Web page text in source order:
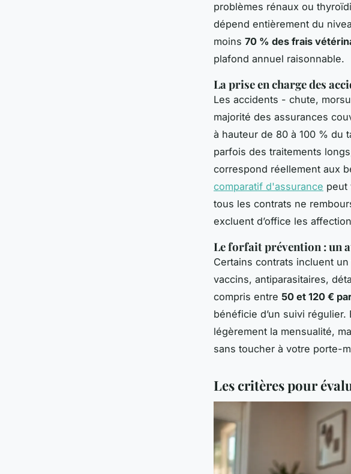
problèmes rénaux ou
dépend entièrement du
moins 70 % des frais
plafond annuel raisonnable.
La prise en charge des
Les accidents - chute,
majorité des assurances
à hauteur de 80 à 100 % du
parfois des traitements
correspond réellement aux
comparatif d'assurance peut
tous les contrats ne
excluent d’office les
Le forfait prévention : un
Certains contrats incluent
vaccins, antiparasitaires,
compris entre 50 et 120 €
bénéficie d’un suivi
légèrement la mensualité,
sans toucher à votre porte-
Les critères pour